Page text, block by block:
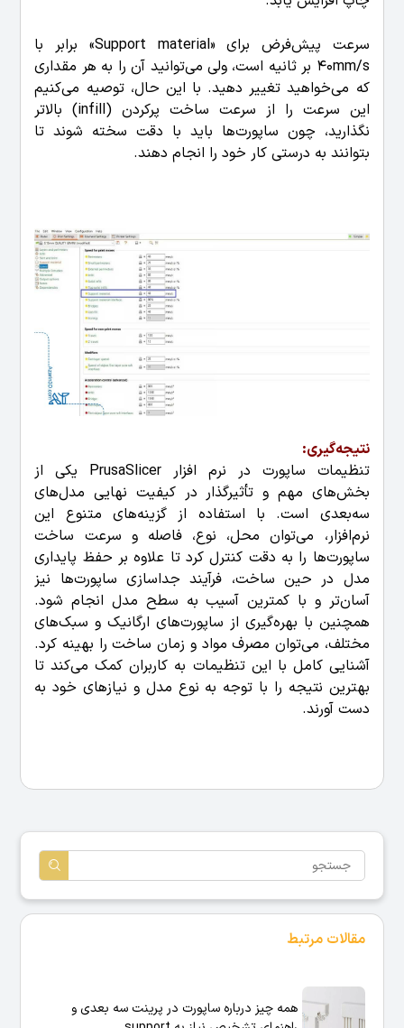
سرعت پیش‌فرض برای «Support material» برابر با
40mm/s بر ثانیه است، ولی می‌توانید آن را به هر مقداری
که می‌خواهید تغییر دهید. با این حال، توصیه می‌کنیم
این سرعت را از سرعت ساخت پرکردن (infill) بالاتر
نگذارید، چون ساپورت‌ها باید با دقت سخته شوند تا
بتوانند به درستی کار خود را انجام دهند.
نتیجه‌گیری:
تنظیمات ساپورت در نرم افزار PrusaSlicer یکی از
بخش‌های مهم و تأثیرگذار در کیفیت نهایی مدل‌های
سه‌بعدی است. با استفاده از گزینه‌های متنوع این
نرم‌افزار، می‌توان محل، نوع، فاصله و سرعت ساخت
ساپورت‌ها را به دقت کنترل کرد تا علاوه بر حفظ پایداری
مدل در حین ساخت، فرآیند جداسازی ساپورت‌ها نیز
آسان‌تر و با کمترین آسیب به سطح مدل انجام شود.
همچنین با بهره‌گیری از ساپورت‌های ارگانیک و سبک‌های
مختلف، می‌توان مصرف مواد و زمان ساخت را بهینه کرد.
آشنایی کامل با این تنظیمات به کاربران کمک می‌کند تا
بهترین نتیجه را با توجه به نوع مدل و نیازهای خود به
دست آورند.
مقالات مرتبط
همه چیز درباره ساپورت در پرینت سه بعدی و